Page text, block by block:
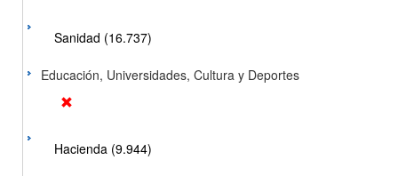
Sanidad (16.737)
Educación, Universidades, Cultura y Deportes
Hacienda (9.944)